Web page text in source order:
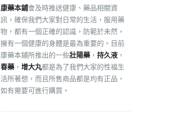
康藥本鋪會及時推送健康、藥品相關資
訊，確保我們大家對日常的生活，服用藥
物，都有一個正確的認識，防範於未然，
擁有一個健康的身體是最為重要的。目前
康藥本鋪所推出的一些壯陽藥 ， 持久液 ，
春藥 ， 增大丸都是為了我們大家的性福生
活所著想，而且所售商品都是均有正品，
如有需要可進行購買。